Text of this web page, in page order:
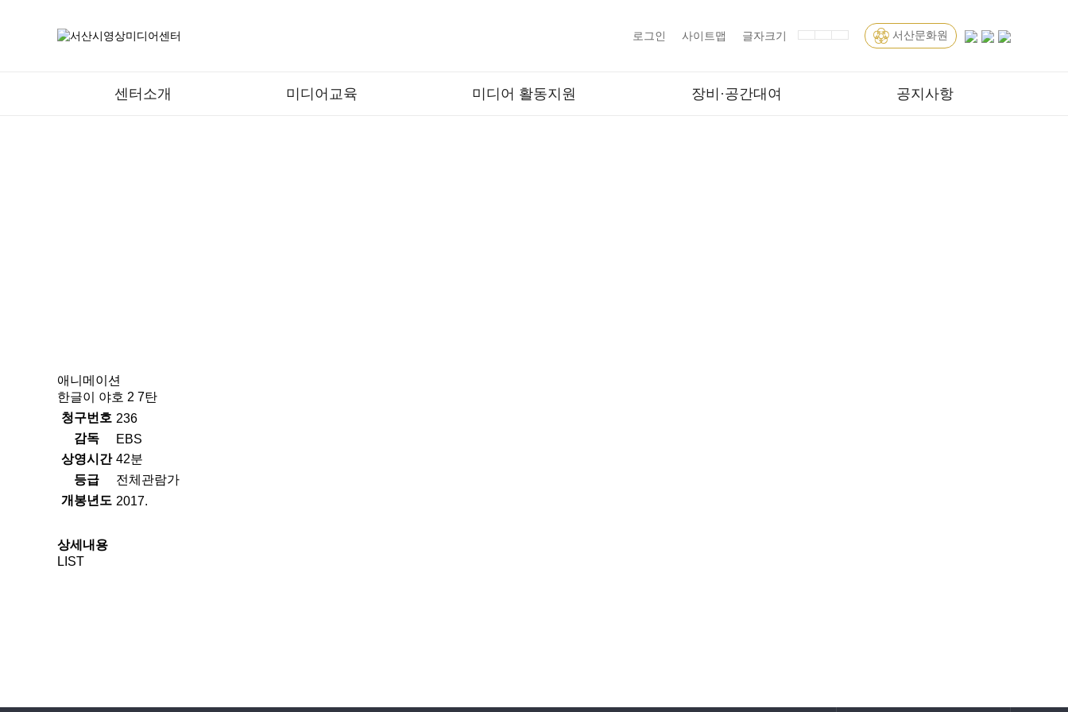
로그인 사이트맵 글자크기 서산문화원
센터소개 미디어교육 미디어 활동지원 장비·공간대여 공지사항
애니메이션
한글이 야호 2 7탄
청구번호 236
감독
EBS
상영시간 42분
등급
전체관람가
개봉년도 2017.
상세내용
LIST